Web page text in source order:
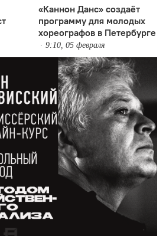
«Каннон Данс» создаёт
программу для молодых
хореографов в Петербурге
9:10, 05 февраля